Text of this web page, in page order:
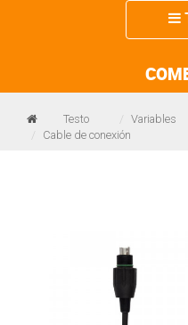
Testo Variables
Cable de conexión